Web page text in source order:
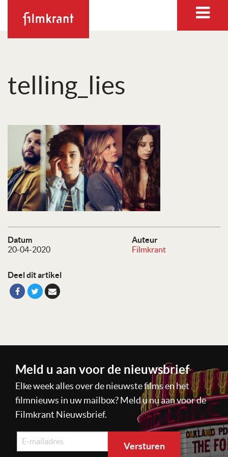
telling_lies
Datum
20-04-2020
Auteur
Filmkrant
Deel dit artikel
Meld u aan voor de nieuwsbrief
Elke week alles over de nieuwste films en het
filmnieuws in uw mailbox? Meld u nu aan voor de
Filmkrant Nieuwsbrief.